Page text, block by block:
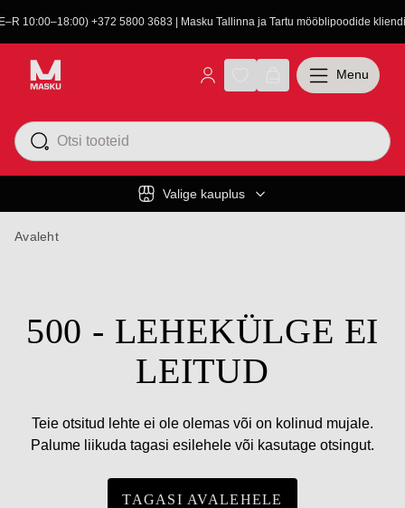
10:00–18:00) +372 5800 3683 | Masku Tallinna ja Tartu mööblipoodide
Valige kauplus
Menu
Avaleht
500 - LEHEKÜLGE EI
LEITUD
Teie otsitud lehte ei ole olemas või on kolinud mujale.
Palume liikuda tagasi esilehele või kasutage otsingut.
TAGASI AVALEHELE